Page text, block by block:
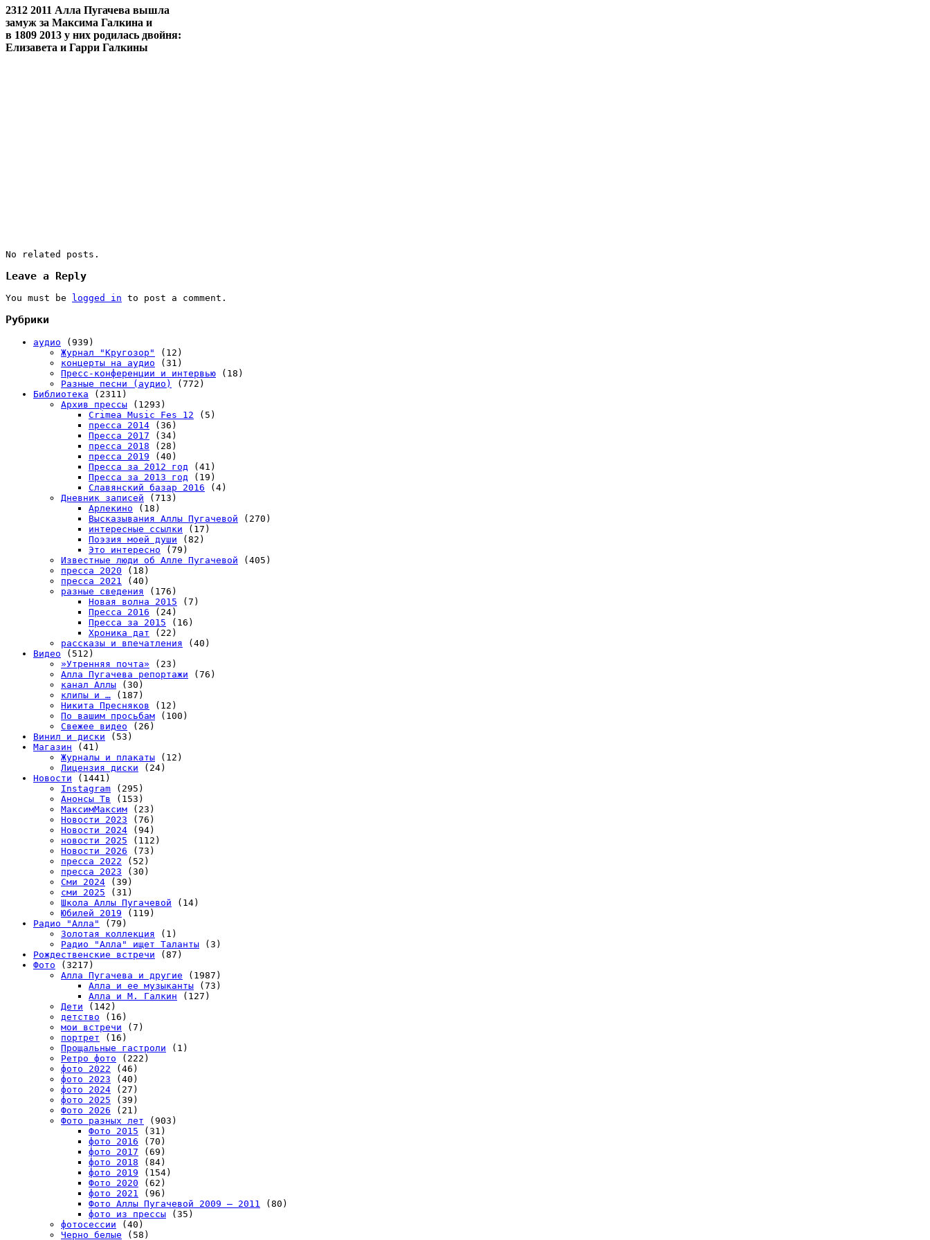
2312 2011 Алла Пугачева вышла
замуж за Максима Галкина и
в 1809 2013 у них родилась двойня:
Елизавета и Гарри Галкины
No related posts.
Leave a Reply
You must be logged in to post a comment.
Рубрики
аудио (939)
Журнал "Кругозор"
(12)
концерты на аудио (31)
Пресс-конференции и интервью (18)
Разные песни (аудио)
(772)
Библиотека (2311)
Архив прессы (1293)
Crimea Music Fes 12 (5)
пресса 2014 (36)
Пресса 2017 (34)
пресса 2018 (28)
пресса 2019 (40)
Пресса за 2012 год (41)
Пресса за 2013 год (19)
Славянский базар 2016 (4)
Дневник записей (713)
Арлекино (18)
Высказывания Аллы Пугачевой (270)
интересные ссылки (17)
Поэзия моей души (82)
Это интересно (79)
Известные люди об Алле Пугачевой (405)
пресса 2020 (18)
пресса 2021
(40)
разные сведения (176)
Новая волна 2015 (7)
Пресса 2016 (24)
Пресса за 2015 (16)
Хроника дат (22)
рассказы и впечатления (40)
Видео (512)
»Утренняя почта» (23)
Алла Пугачева репортажи (76)
канал Аллы (30)
клипы и … (187)
Никита Пресняков (12)
По вашим просьбам (100)
Свежее видео (26)
Винил и диски (53)
Магазин (41)
Журналы и плакаты (12)
Лицензия диски (24)
Новости (1441)
Instagram (295)
Анонсы Тв (153)
МаксимМаксим (23)
Новости 2023 (76)
Новости 2024 (94)
новости 2025 (112)
Новости 2026 (73)
пресса 2022 (52)
пресса 2023 (30)
Сми 2024 (39)
сми 2025 (31)
Школа Аллы Пугачевой (14)
Юбилей 2019 (119)
Радио "Алла"
(79)
Золотая коллекция (1)
Радио "Алла" ищет Таланты (3)
Рождественские встречи (87)
Фото (3217)
Алла Пугачева и другие (1987)
Алла и ее музыканты (73)
Алла и М. Галкин (127)
Дети (142)
детство (16)
мои встречи (7)
портрет (16)
Прощальные гастроли (1)
Ретро фото (222)
фото 2022 (46)
фото 2023 (40)
фото 2024 (27)
фото 2025 (39)
Фото 2026 (21)
Фото разных лет (903)
Фото 2015 (31)
фото 2016 (70)
фото 2017 (69)
фото 2018 (84)
фото 2019 (154)
Фото 2020 (62)
фото 2021
(96)
Фото Аллы Пугачевой 2009 – 2011
(80)
фото из прессы (35)
фотосессии (40)
Черно белые (58)